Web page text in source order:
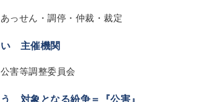
あっせん・調停・仲裁・裁定
い 主催機関
公害等調整委員会
う 対象となる紛争＝『公害』